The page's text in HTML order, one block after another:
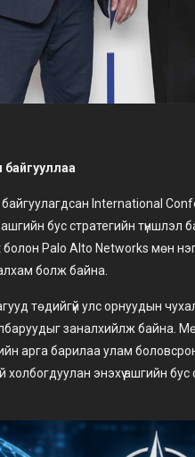
байгууллаа
International
бус стратегийн түншлэл
болон Palo Alto Networks мөн
болж байна.
төдийгүй улс орнуудын
заналхийлж байна.
арга барилаа улам
холбогдуулан энэхүү ашгийн